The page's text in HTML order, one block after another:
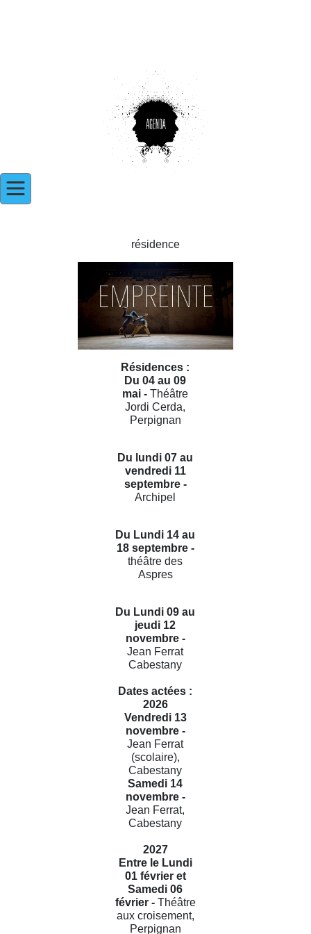
résidence
Résidences :
Du 04 au 09
mai -Théâtre
Jordi Cerda,
Perpignan
Du lundi 07 au
vendredi 11
septembre -
Archipel
Du Lundi 14 au
18 septembre -
théâtre des
Aspres
Du Lundi 09 au
jeudi 12
novembre -
Jean Ferrat
Cabestany
Dates actées :
2026
Vendredi 13
novembre -
Jean Ferrat
(scolaire),
Cabestany
Samedi 14
novembre -
Jean Ferrat,
Cabestany
2027
Entre le Lundi
01 février et
Samedi 06
février -Théâtre
aux croisement,
Perpignan